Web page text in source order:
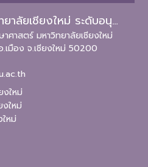
โรงเรียนสาธิตมหาวิทยาลัยเชียงใหม่ ระดับอนุบาลและประถมศึกษา
ศาสตร์ มหาวิทยาลัยเชียงใหม่
มือง จ.เชียงใหม่ 50200
งใหม่
ใหม่
หม่